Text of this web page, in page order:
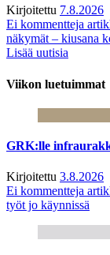
Kirjoitettu 7.8.2026
Ei kommentteja
näkymät – kiusana
Lisää uutisia
Viikon luetuimmat
GRK:lle
Kirjoitettu 3.8.2026
Ei kommentteja
työt jo käynnissä